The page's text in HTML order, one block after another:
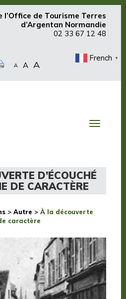
l’Office de Tourisme Terres
d’Argentan Normandie
02 33 67 12 48
A A A
French ▼
Toggle
D’ÉCOUCHÉ
DE CARACTÈRE
> Autre > À la découverte
caractère